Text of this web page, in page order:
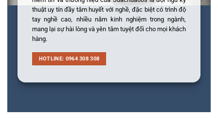
thuật uy tín đầy tâm huyết với nghề, đặc biệt có trình độ
tay nghề cao, nhiều năm kinh nghiệm trong ngành,
mang lại sự hài lòng và yên tâm tuyệt đối cho mọi khách
hàng.
HOTLINE: 0964 308 308